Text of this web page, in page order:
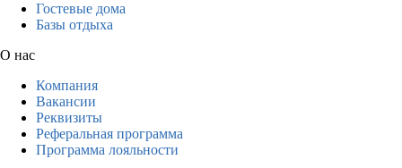
Гостевые дома
Базы отдыха
О нас
Компания
Вакансии
Реквизиты
Реферальная программа
Программа лояльности